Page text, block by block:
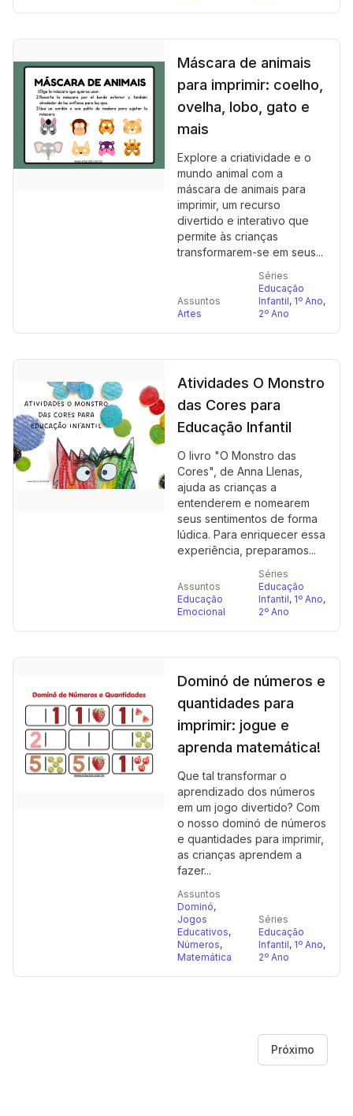
Máscara de animais
para imprimir: coelho,
ovelha, lobo, gato e
mais
Explore a criatividade e o
mundo animal com a
máscara de animais para
imprimir, um recurso
divertido e interativo que
permite às crianças
transformarem-se em seus...
Assuntos
Artes
Séries
Educação
Infantil, 1º Ano,
2º Ano
Atividades O Monstro
das Cores para
Educação Infantil
O livro "O Monstro das
Cores", de Anna Llenas,
ajuda as crianças a
entenderem e nomearem
seus sentimentos de forma
lúdica. Para enriquecer essa
experiência, preparamos...
Assuntos
Educação
Emocional
Séries
Educação
Infantil, 1º Ano,
2º Ano
Dominó de números e
quantidades para
imprimir: jogue e
aprenda matemática!
Que tal transformar o
aprendizado dos números
em um jogo divertido? Com
o nosso dominó de números
e quantidades para imprimir,
as crianças aprendem a
fazer...
Assuntos
Dominó,
Jogos
Educativos,
Números,
Matemática
Séries
Educação
Infantil, 1º Ano,
2º Ano
Próximo